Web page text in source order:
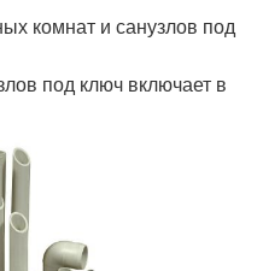
комнат и санузлов под
под ключ включает в